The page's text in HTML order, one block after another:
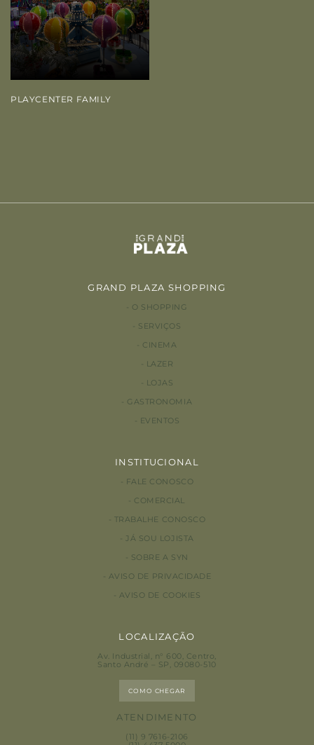
PLAYCENTER FAMILY
GRAND PLAZA SHOPPING
O SHOPPING
SERVIÇOS
CINEMA
LAZER
LOJAS
GASTRONOMIA
EVENTOS
INSTITUCIONAL
FALE CONOSCO
COMERCIAL
TRABALHE CONOSCO
JÁ SOU LOJISTA
SOBRE A SYN
AVISO DE PRIVACIDADE
AVISO DE COOKIES
LOCALIZAÇÃO
Av. Industrial, n° 600, Centro,
Santo André – SP, 09080-510
COMO CHEGAR
ATENDIMENTO
(11) 9 7616-2106